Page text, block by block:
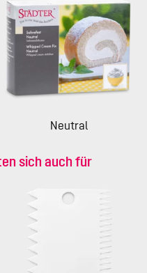
Neutral
sich auch für